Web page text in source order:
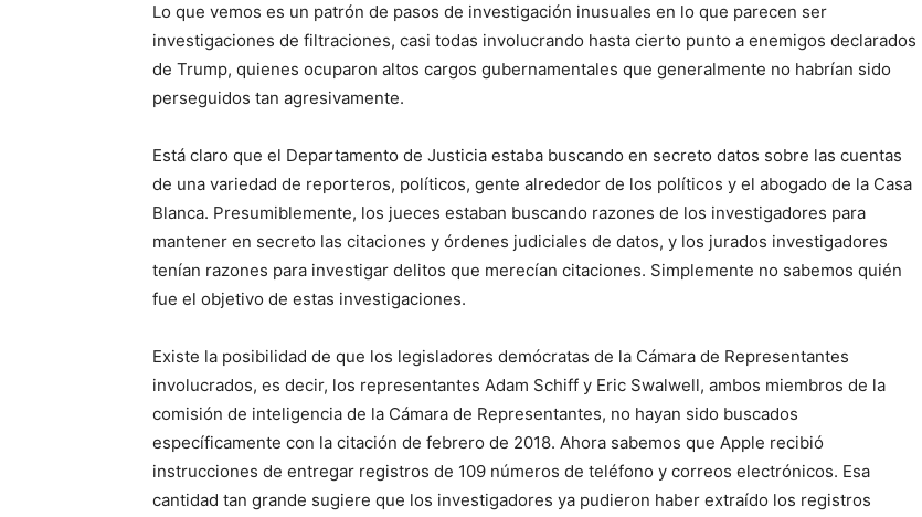
Lo que vemos es un patrón de pasos de investigación inusuales en lo que parecen ser
investigaciones de filtraciones, casi todas involucrando hasta cierto punto a enemigos declarados
de Trump, quienes ocuparon altos cargos gubernamentales que generalmente no habrían sido
perseguidos tan agresivamente.
Está claro que el Departamento de Justicia estaba buscando en secreto datos sobre las cuentas
de una variedad de reporteros, políticos, gente alrededor de los políticos y el abogado de la Casa
Blanca. Presumiblemente, los jueces estaban buscando razones de los investigadores para
mantener en secreto las citaciones y órdenes judiciales de datos, y los jurados investigadores
tenían razones para investigar delitos que merecían citaciones. Simplemente no sabemos quién
fue el objetivo de estas investigaciones.
Existe la posibilidad de que los legisladores demócratas de la Cámara de Representantes
involucrados, es decir, los representantes Adam Schiff y Eric Swalwell, ambos miembros de la
comisión de inteligencia de la Cámara de Representantes, no hayan sido buscados
específicamente con la citación de febrero de 2018. Ahora sabemos que Apple recibió
instrucciones de entregar registros de 109 números de teléfono y correos electrónicos. Esa
cantidad tan grande sugiere que los investigadores ya pudieron haber extraído los registros